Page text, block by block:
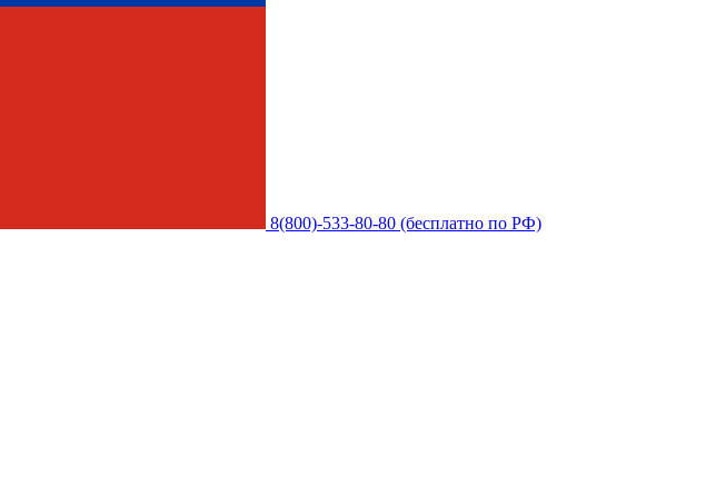
8(800)-533-80-80 (бесплатно по РФ)